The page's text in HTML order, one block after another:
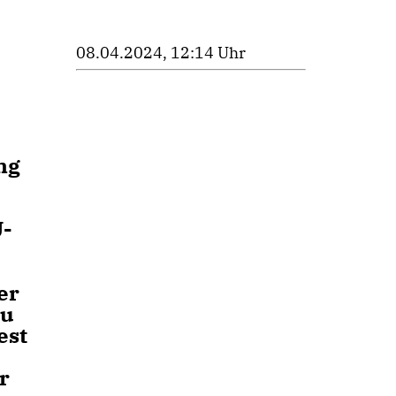
08.04.2024, 12:14 Uhr